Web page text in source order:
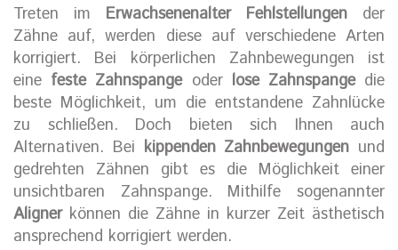
Treten im Erwachsenenalter Fehlstellungen der
Zähne auf, werden diese auf verschiedene Arten
korrigiert. Bei körperlichen Zahnbewegungen ist
eine feste Zahnspangeoder lose Zahnspangedie
beste Möglichkeit, um die entstandene Zahnlücke
zu schließen. Doch bieten sich Ihnen auch
Alternativen. Bei kippenden Zahnbewegungen und
gedrehten Zähnen gibt es die Möglichkeit einer
unsichtbaren Zahnspange. Mithilfe sogenannter
Alignerkönnen die Zähne in kurzer Zeit ästhetisch
ansprechend korrigiert werden.